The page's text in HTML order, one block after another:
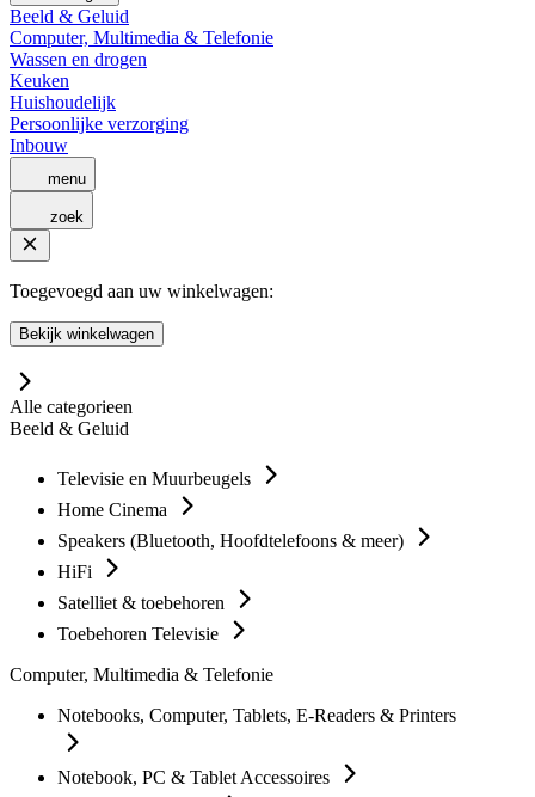
Beeld & Geluid
Computer, Multimedia & Telefonie
Wassen en drogen
Keuken
Huishoudelijk
Persoonlijke verzorging
Inbouw
menu
zoek
Toegevoegd aan uw winkelwagen:
Bekijk winkelwagen
Alle categorieen
Beeld & Geluid
Televisie en Muurbeugels
Home Cinema
Speakers (Bluetooth, Hoofdtelefoons & meer)
HiFi
Satelliet & toebehoren
Toebehoren Televisie
Computer, Multimedia & Telefonie
Notebooks, Computer, Tablets, E-Readers & Printers
Notebook, PC & Tablet Accessoires